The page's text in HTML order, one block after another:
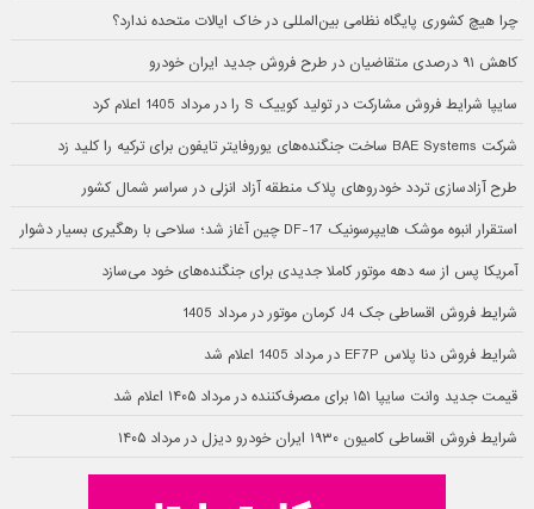
چرا هیچ کشوری پایگاه نظامی بین‌المللی در خاک ایالات متحده ندارد؟
کاهش ۹۱ درصدی متقاضیان در طرح فروش جدید ایران خودرو
سایپا شرایط فروش مشارکت در تولید کوییک S را در مرداد 1405 اعلام کرد
شرکت BAE Systems ساخت جنگنده‌های یوروفایتر تایفون برای ترکیه را کلید زد
طرح آزادسازی تردد خودروهای پلاک منطقه آزاد انزلی در سراسر شمال کشور
استقرار انبوه موشک هایپرسونیک DF-17 چین آغاز شد؛ سلاحی با رهگیری بسیار دشوار
آمریکا پس از سه دهه موتور کاملا جدیدی برای جنگنده‌های خود می‌سازد
شرایط فروش اقساطی جک J4 کرمان موتور در مرداد 1405
شرایط فروش دنا پلاس EF7P در مرداد 1405 اعلام شد
قیمت جدید وانت سایپا ۱۵۱ برای مصرف‌کننده در مرداد ۱۴۰۵ اعلام شد
شرایط فروش اقساطی کامیون ۱۹۳۰ ایران خودرو دیزل در مرداد ۱۴۰۵